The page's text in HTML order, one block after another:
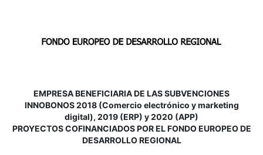
EMPRESA BENEFICIARIA DE LAS SUBVENCIONES
INNOBONOS 2018 (Comercio electrónico y marketing
digital), 2019 (ERP) y 2020 (APP)
PROYECTOS COFINANCIADOS POR EL FONDO EUROPEO DE
DESARROLLO REGIONAL